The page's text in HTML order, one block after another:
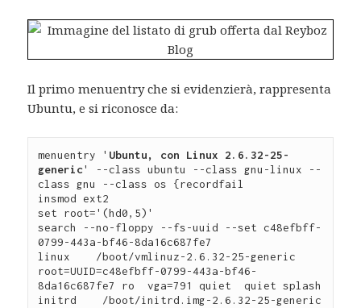
Il primo menuentry che si evidenzierà, rappresenta
Ubuntu, e si riconosce da:
menuentry ' Ubuntu, con Linux 2.6.32-25-
generic' --class ubuntu --class gnu-linux --
class gnu --class os {recordfail
insmod ext2
set root='(hd0,5)'
search --no-floppy --fs-uuid --set c48efbff-
0799-443a-bf46-8da16c687fe7
linux    /boot/vmlinuz-2.6.32-25-generic
root=UUID=c48efbff-0799-443a-bf46-
8da16c687fe7 ro  vga=791 quiet  quiet splash
initrd    /boot/initrd.img-2.6.32-25-generic